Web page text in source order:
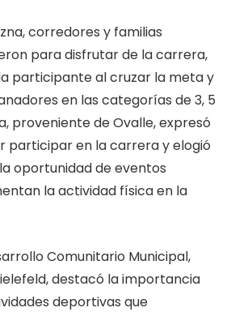
corredores y familias
para disfrutar de la carrera,
participante al cruzar la meta y
en las categorías de 3, 5
proveniente de Ovalle, expresó
participar en la carrera y elogió
oportunidad de eventos
la actividad física en la
Comunitario Municipal,
destacó la importancia
deportivas que